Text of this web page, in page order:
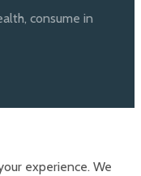
consume in
experience. We